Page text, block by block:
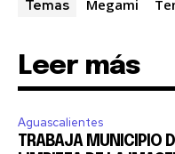
Temas Megami
Leer más
Aguascalientes
TRABAJA MUNICIPIO